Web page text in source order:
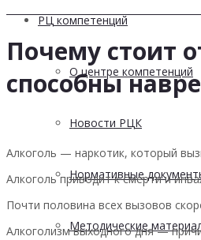
РЦ компетенций
О центре компетенций
Новости РЦК
Нормативные
Методические
Почему стоит
способны
Алкоголь — наркотик, который
Алкоголь приводит к смерти и
Почти половина всех вызовов
Алкоголизм выходного дня —